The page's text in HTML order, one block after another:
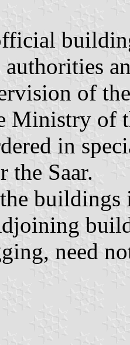
authorities
of
Ministry of
in
the Saar.
buildings
need